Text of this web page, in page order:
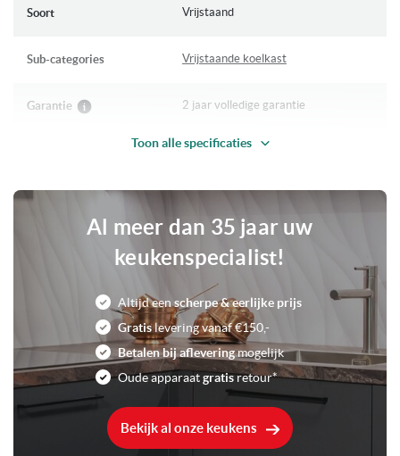
Soort Vrijstaand
Sub-categories Vrijstaande koelkast
Garantie 2 jaar volledige garantie
Op bestelling leverbaar
Unieke eigenschappen
Life Plus 0°C Zone
LED verlichting
D
Elektronisch
Kleur Roze
Geluidsniveau
270 Liter
Toon alle specificaties
Al meer dan 35 jaar uw
keukenspecialist!
Altijd eenscherpe & eerlijke prijs
Gratislevering vanaf €150,-
Betalen bij afleveringmogelijk
Oude apparaatgratisretour*
Bekijk al onze keukens